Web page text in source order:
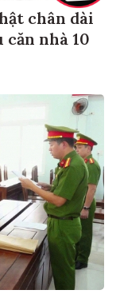
chân dài
nhà 10